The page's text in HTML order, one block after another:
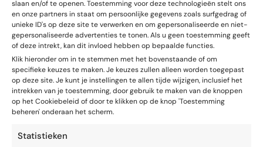
slaan en/of te openen. Toestemming voor deze technologieën stelt ons
en onze partners in staat om persoonlijke gegevens zoals surfgedrag of
unieke ID's op deze site te verwerken en om gepersonaliseerde en niet-
gepersonaliseerde advertenties te tonen. Als u geen toestemming geeft
of deze intrekt, kan dit invloed hebben op bepaalde functies.
Klik hieronder om in te stemmen met het bovenstaande of om
specifieke keuzes te maken. Je keuzes zullen alleen worden toegepast
op deze site. Je kunt je instellingen te allen tijde wijzigen, inclusief het
intrekken van je toestemming, door gebruik te maken van de knoppen
op het Cookiebeleid of door te klikken op de knop 'Toestemming
beheren' onderaan het scherm.
Statistieken
VAARDIGHEDEN SPREKEN EN OVERTUIGEN
Het spotlight-effect